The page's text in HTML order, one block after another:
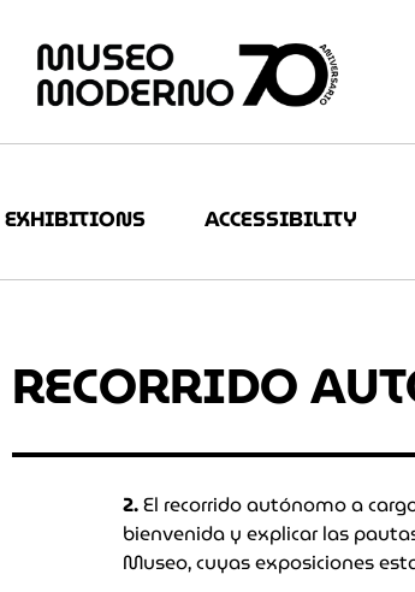
EXHIBITIONS ACCESSIBILITY
RECORRIDO
2.El recorrido autónomo a
bienvenida y explicar las
Museo, cuyas exposiciones